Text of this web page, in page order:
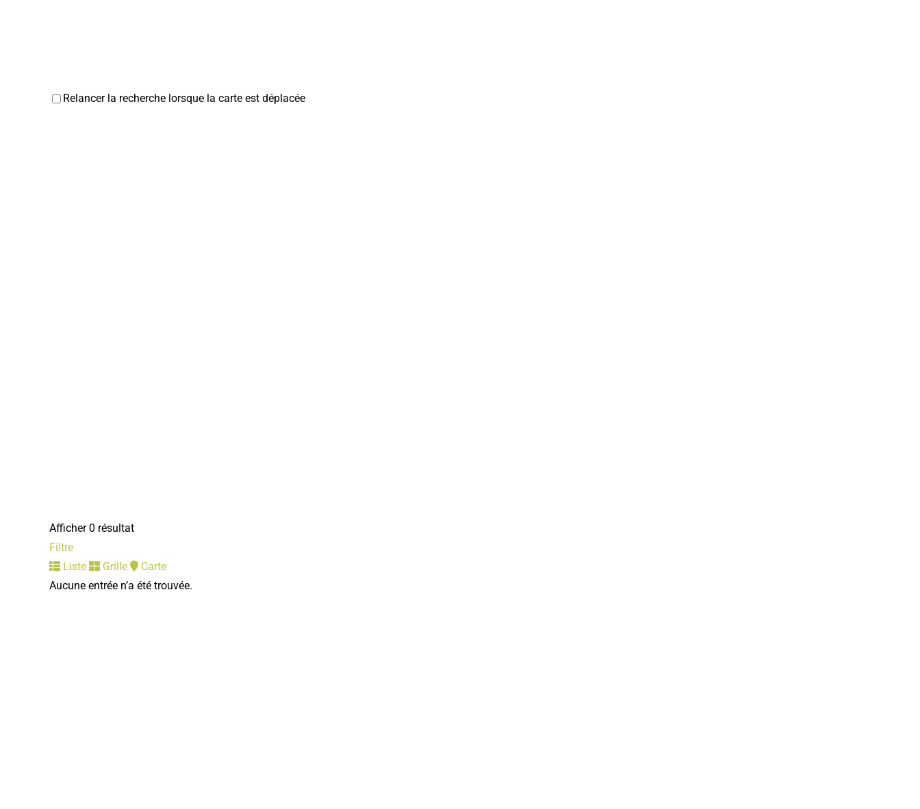
Relancer la recherche lorsque la carte est déplacée
Afficher 0 résultat
Filtre
Liste
Grille
Carte
Aucune entrée n’a été trouvée.